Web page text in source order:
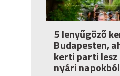
5 lenyűgöző
Budapesten,
kerti parti lesz
nyári napokból